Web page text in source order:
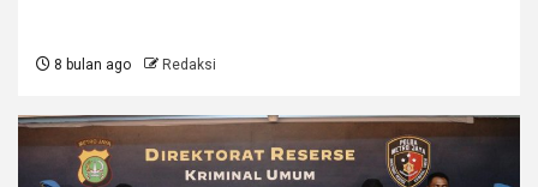
8 bulan ago Redaksi